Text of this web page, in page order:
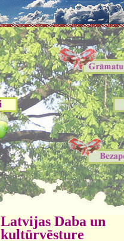
Latvijas Daba un
kultūrvēsture